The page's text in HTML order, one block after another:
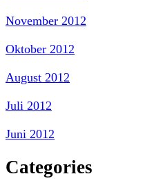
November 2012
Oktober 2012
August 2012
Juli 2012
Juni 2012
Categories